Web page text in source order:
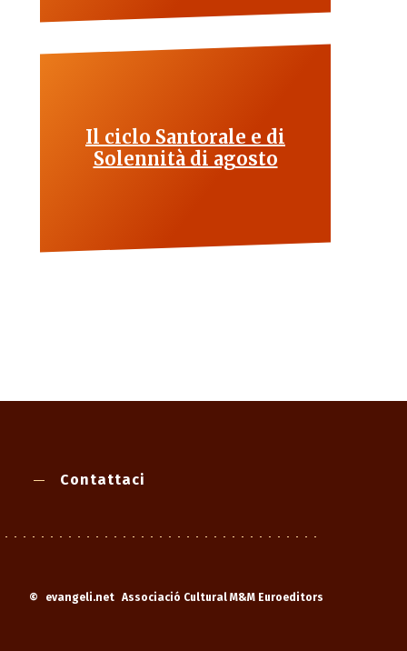
Il ciclo Santorale e di
Solennità di agosto
Contattaci
© evangeli.net Associació Cultural M&M Euroeditors